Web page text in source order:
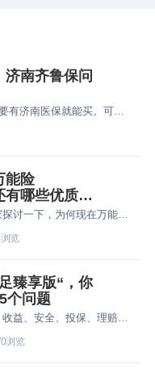
济南齐鲁保问
“济南齐鲁保”，只要有济南医保就能买。可以报销住院/特病门诊医疗费和新特药的药品费。59元保一年，价格便宜。
能险
有哪些优质稳
道？
今天主要想和大家探讨一下，为何现在万能险利率下调如此之快，万能险还有必要买吗？以及目前还有哪些优质稳健的资产增值渠道？
浏览
臻享版“，你
个问题
金满意足臻享版，收益、安全、投保、理赔都靠谱吗？
浏览